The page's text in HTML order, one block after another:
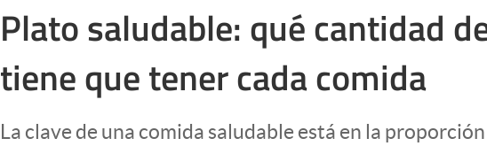
Mundial 2026
Plato saludable: qué cantidad
tiene que tener cada comida
La clave de una comida saludable está en la